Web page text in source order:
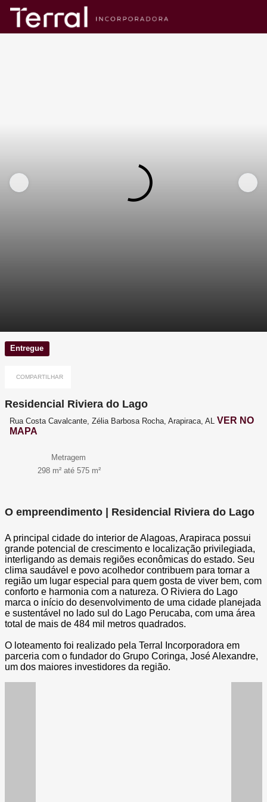
Entregue
COMPARTILHAR
Residencial Riviera do Lago
Rua Costa Cavalcante, Zélia Barbosa Rocha, Arapiraca, AL VER NO
MAPA
Metragem
298 m² até 575 m²
O empreendimento | Residencial Riviera do Lago
A principal cidade do interior de Alagoas, Arapiraca possui
grande potencial de crescimento e localização privilegiada,
interligando as demais regiões econômicas do estado. Seu
clima saudável e povo acolhedor contribuem para tornar a
região um lugar especial para quem gosta de viver bem, com
conforto e harmonia com a natureza. O Riviera do Lago
marca o início do desenvolvimento de uma cidade planejada
e sustentável no lado sul do Lago Perucaba, com uma área
total de mais de 484 mil metros quadrados.
O loteamento foi realizado pela Terral Incorporadora em
parceria com o fundador do Grupo Coringa, José Alexandre,
um dos maiores investidores da região.